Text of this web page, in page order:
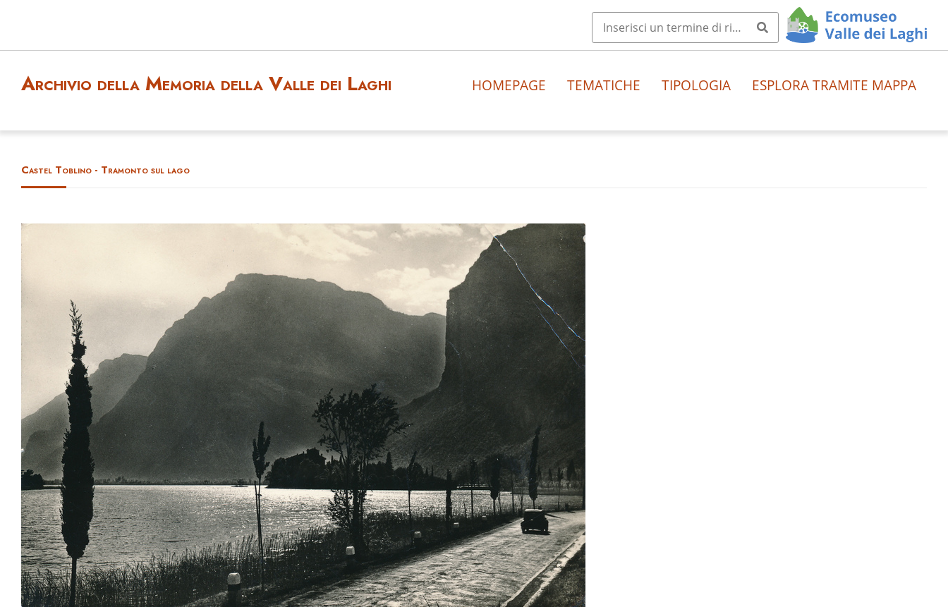
Archivio della Memoria della Valle dei Laghi HOMEPAGE TEMATICHE TIPOLOGIA ESPLORA TRAMITE MAPPA
Castel Toblino - Tramonto sul lago